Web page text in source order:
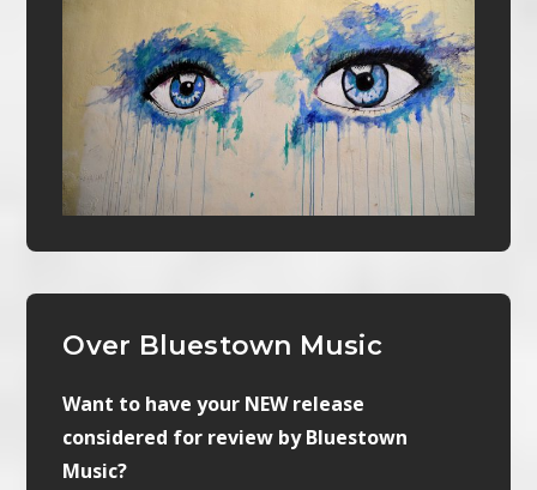
Over Bluestown Music
Want to have your NEW release
considered for review by Bluestown
Music?